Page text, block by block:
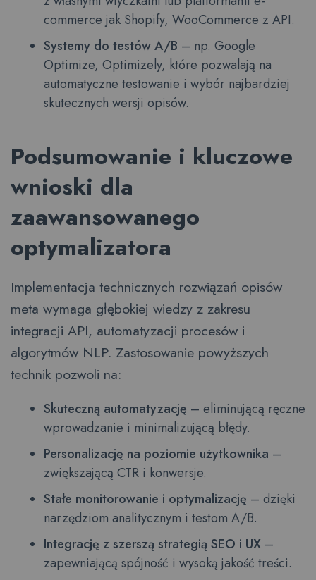
commerce jak Shopify, WooCommerce z API.
Systemy do testów A/B – np. Google
Optimize, Optimizely, które pozwalają na
automatyczne testowanie i wybór najbardziej
skutecznych wersji opisów.
Podsumowanie i kluczowe
wnioski dla
zaawansowanego
optymalizatora
Implementacja technicznych rozwiązań opisów
meta wymaga głębokiej wiedzy z zakresu
integracji API, automatyzacji procesów i
algorytmów NLP. Zastosowanie powyższych
technik pozwoli na:
Skuteczną automatyzację – eliminującą ręczne
wprowadzanie i minimalizującą błędy.
Personalizację na poziomie użytkownika –
zwiększającą CTR i konwersje.
Stałe monitorowanie i optymalizację – dzięki
narzędziom analitycznym i testom A/B.
Integrację z szerszą strategią SEO i UX –
zapewniającą spójność i wysoką jakość treści.